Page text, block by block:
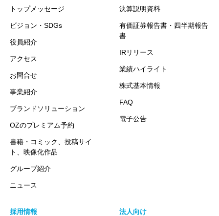
トップメッセージ
ビジョン・SDGs
役員紹介
アクセス
お問合せ
事業紹介
ブランドソリューション
OZのプレミアム予約
書籍・コミック、投稿サイ
ト、映像化作品
グループ紹介
ニュース
決算説明資料
有価証券報告書・四半期報告
書
IRリリース
業績ハイライト
株式基本情報
FAQ
電子公告
採用情報 法人向け